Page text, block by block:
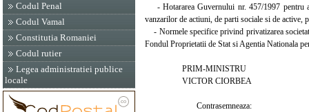
Codul Penal
Codul Vamal
Constitutia Romaniei
Codul rutier
Legea administratiei publice
locale
- Hotararea Guvernului nr. 457/1997 pentru
vanzarilor de actiuni, de parti sociale si de
- Normele specifice privind privatizarea
Fondul Proprietatii de Stat si Agentia Nationala
PRIM-MINISTRU
VICTOR CIORBEA
Contrasemneaza: